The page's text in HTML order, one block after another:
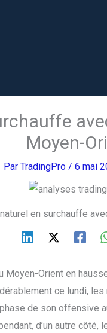
Moyen-
Par TradingPro / 6 mai
en surchauffe
Moyen-Orient en
ce lundi,
de son offensive
d’un autre